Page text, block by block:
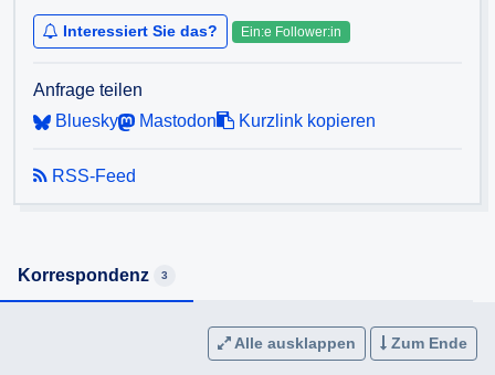
-Anzahl der Personen, an die Belohnungen ausbezahlt
wurden
Ich danke Ihnen im Voraus für die Bearbeitung meiner
Anfrage und ersuche um fristgerechte Beantwortung im
Mit freundlichen Grüßen
Interessiert Sie das? Ein:e Follower:in
Anfrage teilen
Bluesky
Mastodon Kurzlink kopieren
RSS-Feed
Korrespondenz 3
Alle ausklappen Zum Ende